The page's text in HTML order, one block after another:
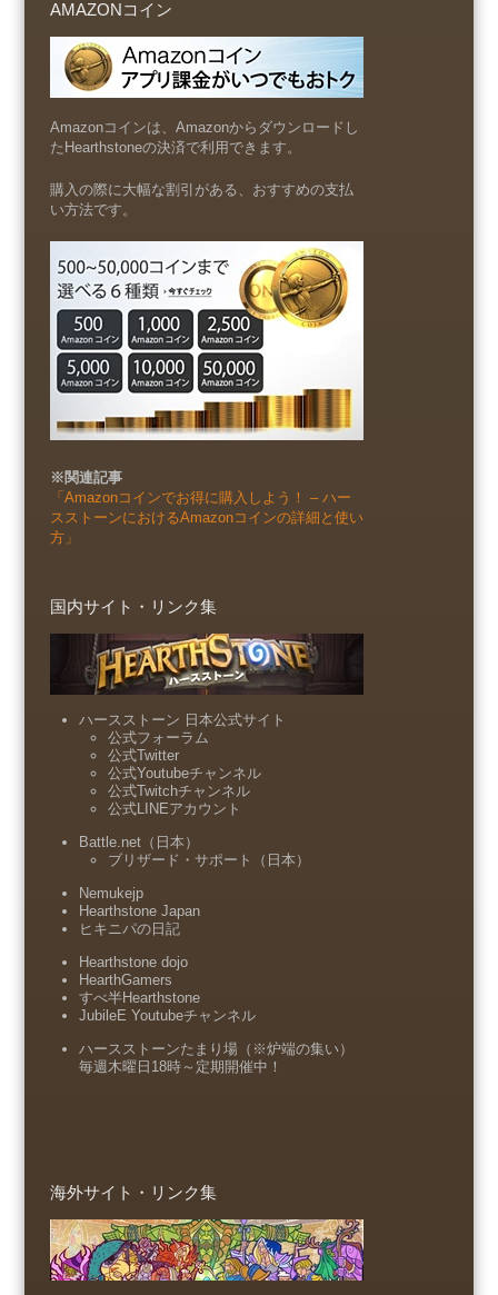
AMAZONコイン
Amazonコインは、Amazonからダウンロードし
たHearthstoneの決済で利用できます。
購入の際に大幅な割引がある、おすすめの支払
い方法です。
※関連記事
「Amazonコインでお得に購入しよう！ – ハー
スストーンにおけるAmazonコインの詳細と使い
方」
国内サイト・リンク集
ハースストーン 日本公式サイト
公式フォーラム
公式Twitter
公式Youtubeチャンネル
公式Twitchチャンネル
公式LINEアカウント
Battle.net（日本）
ブリザード・サポート（日本）
Nemukejp
Hearthstone Japan
ヒキニパの日記
Hearthstone dojo
HearthGamers
すべ半Hearthstone
JubileE Youtubeチャンネル
ハースストーンたまり場（※炉端の集い）
毎週木曜日18時～定期開催中！
海外サイト・リンク集